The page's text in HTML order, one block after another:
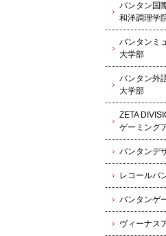
バンタン国
和洋調理学
バンタンミ
大学部
バンタン外
大学部
ZETA
ゲーミング
バンタンデ
レコールバ
バンタンゲ
ヴィーナス